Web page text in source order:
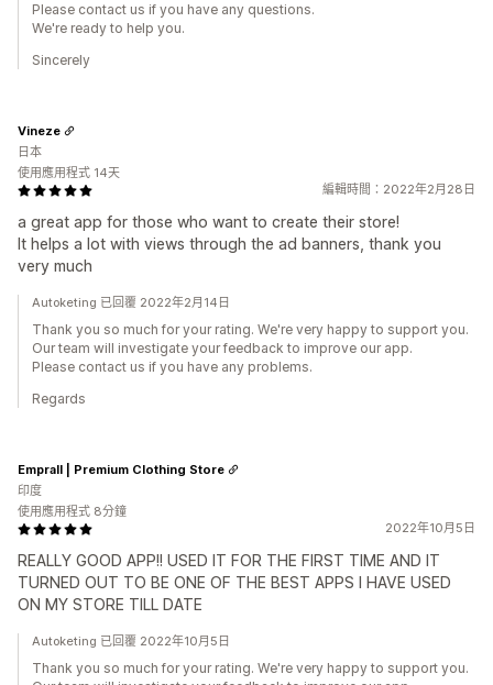
Please contact us if you have any questions.
We're ready to help you.
Sincerely
編輯時間：2022年2月28日
a great app for those who want to create their store!
It helps a lot with views through the ad banners, thank you
very much
Vineze
日本
使用應用程式 14天
Autoketing 已回覆 2022年2月14日
Thank you so much for your rating. We're very happy to support you.
Our team will investigate your feedback to improve our app.
Please contact us if you have any problems.
Regards
2022年10月5日
REALLY GOOD APP!! USED IT FOR THE FIRST TIME AND IT
TURNED OUT TO BE ONE OF THE BEST APPS I HAVE USED
ON MY STORE TILL DATE
Emprall | Premium Clothing Store
印度
使用應用程式 8分鐘
Autoketing 已回覆 2022年10月5日
Thank you so much for your rating. We're very happy to support you.